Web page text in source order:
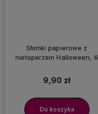
Słomki papierowe z
nietoperzem Halloween, 6
9,90 zł
Do koszyka